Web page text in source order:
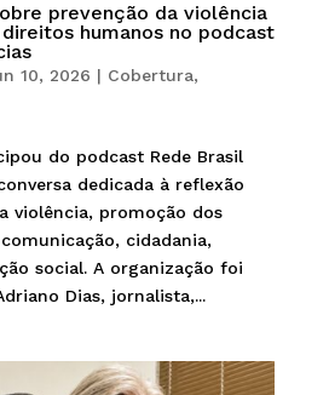
prevenção da violência
humanos no podcast
10, 2026 | Cobertura,
do podcast Rede Brasil
dedicada à reflexão
violência, promoção dos
cidadania,
social. A organização foi
Dias, jornalista,...